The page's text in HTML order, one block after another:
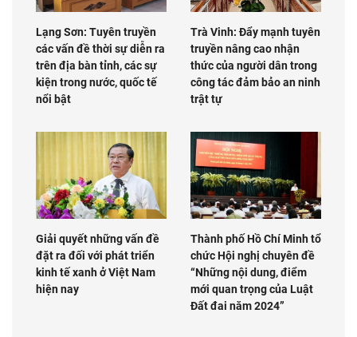
Lạng Sơn: Tuyên truyền
các vấn đề thời sự diễn ra
trên địa bàn tỉnh, các sự
kiện trong nước, quốc tế
nổi bật
Trà Vinh: Đẩy mạnh tuyên
truyền nâng cao nhận
thức của người dân trong
công tác đảm bảo an ninh
trật tự
Giải quyết những vấn đề
đặt ra đối với phát triển
kinh tế xanh ở Việt Nam
hiện nay
Thành phố Hồ Chí Minh tổ
chức Hội nghị chuyên đề
“Những nội dung, điểm
mới quan trọng của Luật
Đất đai năm 2024”